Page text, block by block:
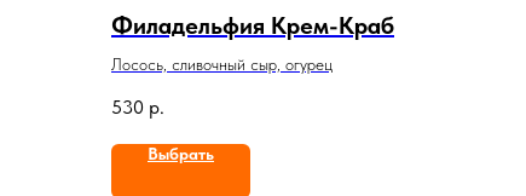
Филадельфия Крем-Краб
Лосось, сливочный сыр, огурец
530 р.
Выбрать